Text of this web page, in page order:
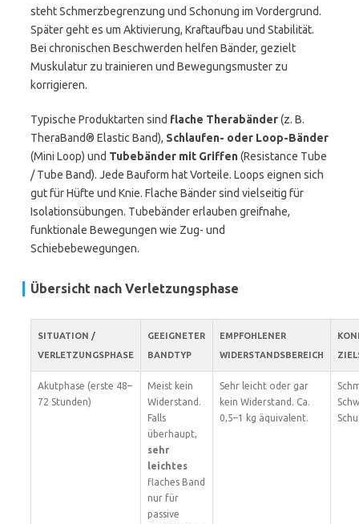
steht Schmerzbegrenzung und Schonung im Vordergrund.
Später geht es um Aktivierung, Kraftaufbau und Stabilität.
Bei chronischen Beschwerden helfen Bänder, gezielt
Muskulatur zu trainieren und Bewegungsmuster zu
korrigieren.
Typische Produktarten sind flache Therabänder(z. B.
TheraBand® Elastic Band), Schlaufen- oder Loop-Bänder
(Mini Loop) und Tubebänder mit Griffen(Resistance Tube
/ Tube Band). Jede Bauform hat Vorteile. Loops eignen sich
gut für Hüfte und Knie. Flache Bänder sind vielseitig für
Isolationsübungen. Tubebänder erlauben greifnahe,
funktionale Bewegungen wie Zug- und
Schiebebewegungen.
Übersicht nach Verletzungsphase
SITUATION /
VERLETZUNGSPHASE
GEEIGNETER
BANDTYP
EMPFOHLENER
WIDERSTANDSBEREICH
Akutphase (erste 48–
72 Stunden)
Meist kein
Widerstand.
Falls
überhaupt,
sehr
leichtes
flaches Band
nur für
passive
Sehr leicht oder gar
kein Widerstand. Ca.
0,5–1 kg äquivalent.